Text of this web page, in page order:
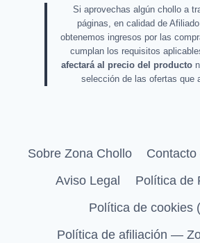
Si aprovechas algún chollo a
páginas, en calidad de
obtenemos ingresos por las
cumplan los requisitos
afectará al precio del producto
selección de las ofertas que
Sobre Zona Chollo
Aviso Legal
Política de
Política de cookies
Política de afiliación —